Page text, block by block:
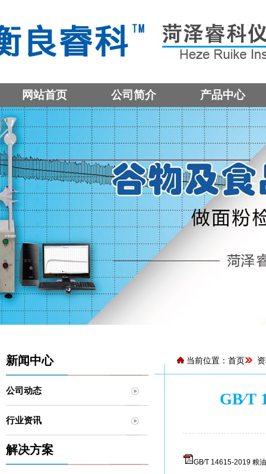
网站首页 公司简介 产品中心
新闻中心
公司动态
行业资讯
解决方案
当前位置： 首页
GB∕T
GB∕T 14615-2019 粮